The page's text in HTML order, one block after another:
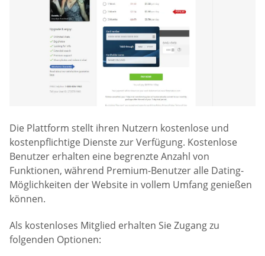
Die Plattform stellt ihren Nutzern kostenlose und
kostenpflichtige Dienste zur Verfügung. Kostenlose
Benutzer erhalten eine begrenzte Anzahl von
Funktionen, während Premium-Benutzer alle Dating-
Möglichkeiten der Website in vollem Umfang genießen
können.
Als kostenloses Mitglied erhalten Sie Zugang zu
folgenden Optionen: